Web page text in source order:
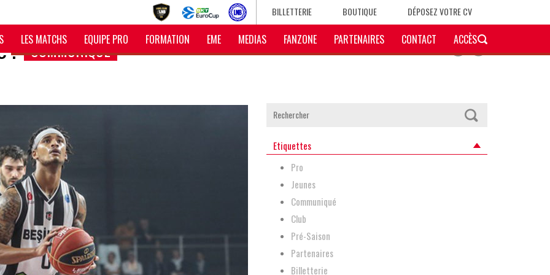
BILLETTERIE BOUTIQUE DÉPOSEZ VOTRE CV
LES MATCHS EQUIPE PRO FORMATION EME MEDIAS FANZONE PARTENAIRES CONTACT ACCÈS
! COMMUNIQUÉ
Etiquettes
Pro
Jeunes
Communiqué
Club
Pré-Saison
Partenaires
Billetterie